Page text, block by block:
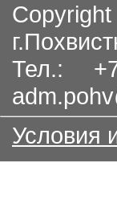
Тел.:
Условия